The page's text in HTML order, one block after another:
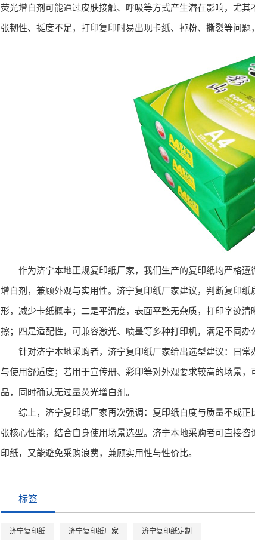
荧光增白剂可能通过皮肤接触、呼吸等方式产生潜在影响，尤
张韧性、挺度不足，打印复印时易出现卡纸、掉粉、撕裂等问题
作为济宁本地正规复印纸厂家，我们生产的复印纸均严格
增白剂，兼顾外观与实用性。济宁复印纸厂家建议，判断复印
形，减少卡纸概率；二是平滑度，表面平整无杂质，打印字迹
擦；四是适配性，可兼容激光、喷墨等多种打印机，满足不同办
针对济宁本地采购者，济宁复印纸厂家给出选型建议：日
与使用舒适度；若用于宣传册、彩印等对外观要求较高的场景
品，同时确认无过量荧光增白剂。
综上，济宁复印纸厂家再次强调：复印纸白度与质量不成
张核心性能，结合自身使用场景选型。济宁本地采购者可直接
印纸，又能避免采购浪费，兼顾实用性与性价比。
标签
济宁复印纸 济宁复印纸厂家 济宁复印纸定制